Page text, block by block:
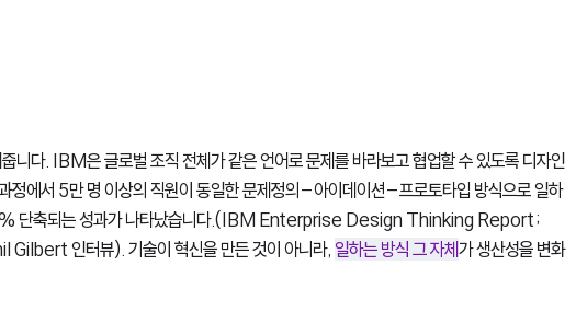
니다. IBM은 글로벌 조직 전체가 같은 언어로 문제를 바라보고 협업할 수 있도록 디자인
정에서 5만 명 이상의 직원이 동일한 문제정의–아이데이션–프로토타입 방식으로 일하
단축되는 성과가 나타났습니다.(IBM Enterprise Design Thinking Report;
인터뷰). 기술이 혁신을 만든 것이 아니라, 일하는 방식 그 자체가 생산성을 변화